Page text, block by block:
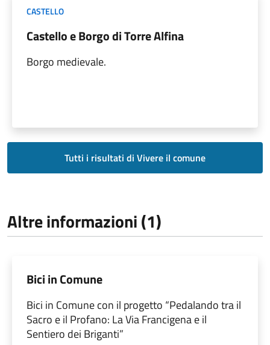
CASTELLO
Castello e Borgo di Torre Alfina
Borgo medievale.
Tutti i risultati di Vivere il comune
Altre informazioni (1)
Bici in Comune
Bici in Comune con il progetto “Pedalando tra il
Sacro e il Profano: La Via Francigena e il
Sentiero dei Briganti”